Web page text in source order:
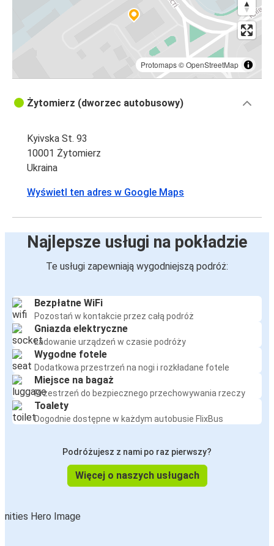
Protomaps©OpenStreetMap
Żytomierz (dworzec autobusowy)
Kyivska St. 93
10001 Żytomierz
Ukraina
Wyświetl ten adres w Google Maps
Najlepsze usługi na pokładzie
Te usługi zapewniają wygodniejszą podróż:
Bezpłatne WiFi
Pozostań w kontakcie przez całą podróż
Gniazda elektryczne
Ładowanie urządzeń w czasie podróży
Wygodne fotele
Dodatkowa przestrzeń na nogi i rozkładane fotele
Miejsce na bagaż
Przestrzeń do bezpiecznego przechowywania rzeczy
Toalety
Dogodnie dostępne w każdym autobusie FlixBus
Podróżujesz z nami po raz pierwszy?
Więcej o naszych usługach